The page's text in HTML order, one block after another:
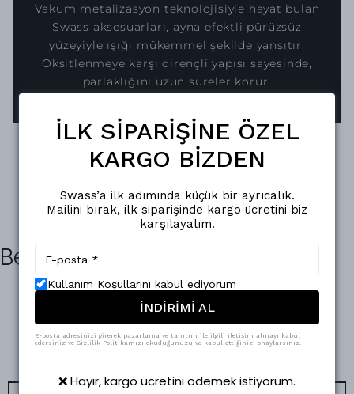
Vakum metalizasyon teknolojisiyle hayat bulan
Swass aksesuarları, ayna efektli pürüzsüz
yüzeyiyle ışığı mükemmel şekilde yansıtır.
Oksitlenmeye karşı dirençli yapısı sayesinde,
parlaklığını uzun süreler korur.
Benzer Ürünler
İLK SİPARİŞİNE ÖZEL
KARGO BİZDEN
Swass’a ilk adımında küçük bir ayrıcalık.
Mailini bırak, ilk siparişinde kargo ücretini biz
karşılayalım.
Kullanım Koşullarını kabul ediyorum
İNDİRİMİ AL
E-posta adresinizi girerek pazarlama ve tanıtım ile ilgili iletişim almayı kabul
edersiniz ve Gizlilik Politikamızı okuduğunuzu ve kabul ettiğinizi onaylarsınız.
❌ Hayır, kargo ücretini ödemek istiyorum.